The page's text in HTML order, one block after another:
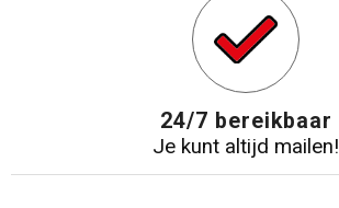
24/7 bereikbaar
Je kunt altijd mailen!